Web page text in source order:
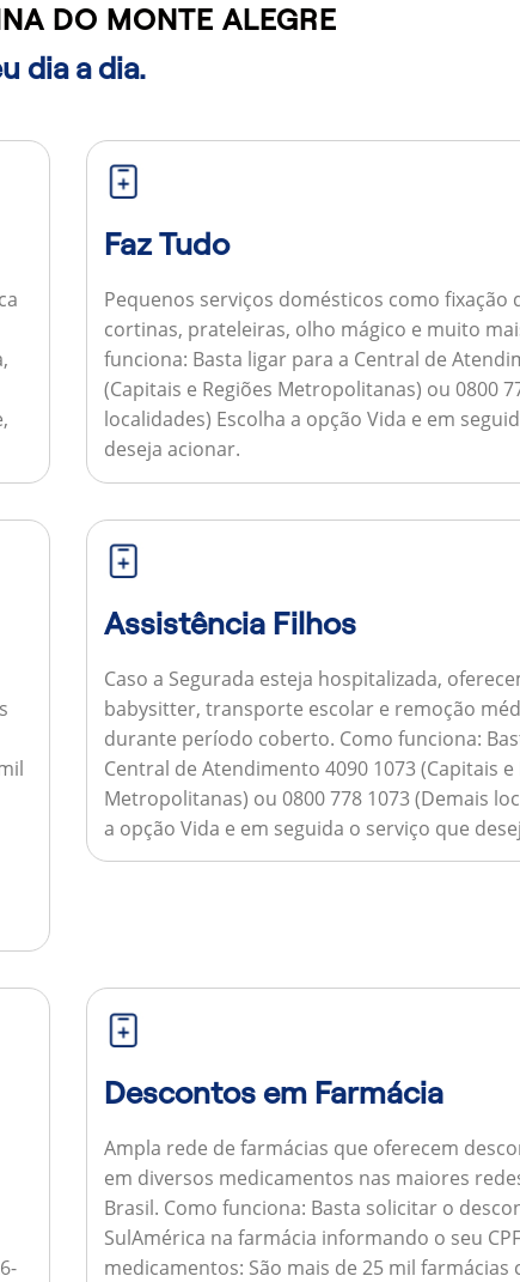
DO MONTE ALEGRE
dia a dia.
Faz Tudo
Pequenos serviços domésticos como fixação
cortinas, prateleiras, olho mágico e muito
funciona: Basta ligar para a Central de
(Capitais e Regiões Metropolitanas) ou 0800
localidades) Escolha a opção Vida e em
deseja acionar.
Assistência Filhos
Caso a Segurada esteja hospitalizada,
babysitter, transporte escolar e remoção
durante período coberto. Como funciona:
Central de Atendimento 4090 1073 (Capitais e
Metropolitanas) ou 0800 778 1073 (Demais
a opção Vida e em seguida o serviço que
Descontos em Farmácia
Ampla rede de farmácias que oferecem
em diversos medicamentos nas maiores
Brasil. Como funciona: Basta solicitar o
SulAmérica na farmácia informando o seu
medicamentos: São mais de 25 mil farmácias